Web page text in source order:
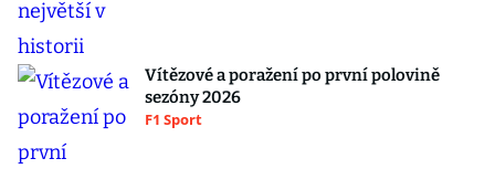
Vítězové a poražení po první polovině
sezóny 2026
F1 Sport